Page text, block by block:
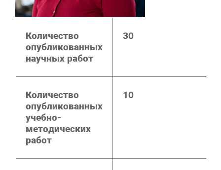
Количество
опубликованных
научных работ
30
Количество
опубликованных
учебно-
методических
работ
10